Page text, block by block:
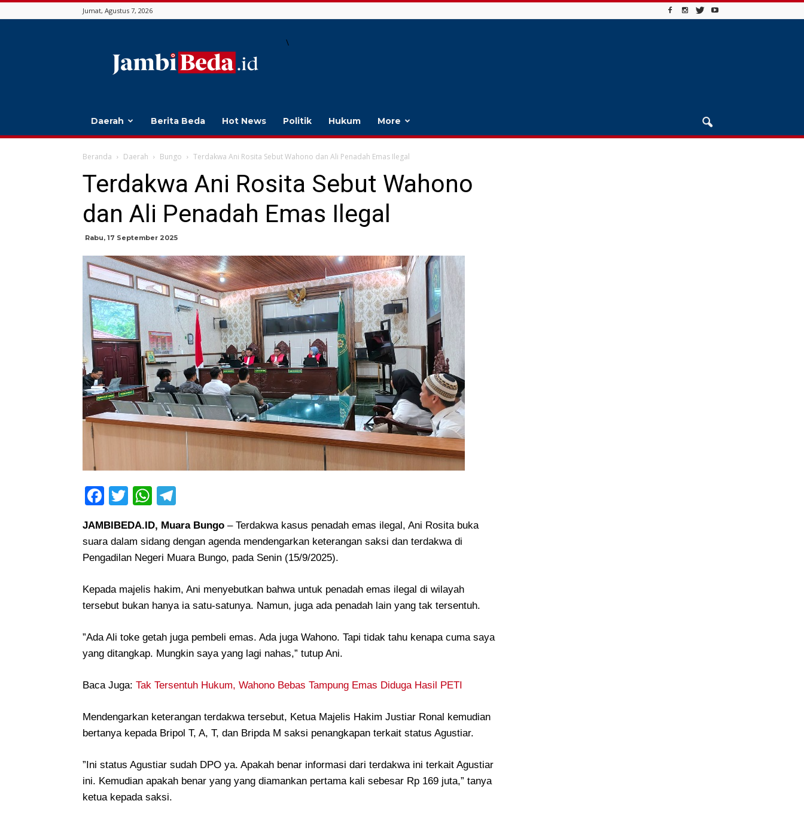
Jumat, Agustus 7, 2026
Beda
\
Daerah Berita Beda Hot News Politik Hukum More
Beranda Daerah Bungo Terdakwa Ani Rosita Sebut Wahono dan Ali Penadah Emas Ilegal
Terdakwa Ani Rosita Sebut Wahono
dan Ali Penadah Emas Ilegal
Rabu, 17 September 2025
Facebook
TwitterWhatsApp
JAMBIBEDA.ID, Muara Bungo – Terdakwa kasus penadah emas ilegal, Ani Rosita buka
suara dalam sidang dengan agenda mendengarkan keterangan saksi dan terdakwa di
Pengadilan Negeri Muara Bungo, pada Senin (15/9/2025).
‎Kepada majelis hakim, Ani menyebutkan bahwa untuk penadah emas ilegal di wilayah
tersebut bukan hanya ia satu-satunya. Namun, juga ada penadah lain yang tak tersentuh.
‎”Ada Ali toke getah juga pembeli emas. Ada juga Wahono. Tapi tidak tahu kenapa cuma saya
yang ditangkap. Mungkin saya yang lagi nahas,” tutup Ani.
Baca Juga: Tak Tersentuh Hukum, Wahono Bebas Tampung Emas Diduga Hasil PETI
‎Mendengarkan keterangan terdakwa tersebut, Ketua Majelis Hakim Justiar Ronal kemudian
bertanya kepada Bripol T, A, T, dan Bripda M saksi penangkapan terkait status Agustiar.
‎”Ini status Agustiar sudah DPO ya. Apakah benar informasi dari terdakwa ini terkait Agustiar
ini. Kemudian apakah benar yang yang diamankan pertama kali sebesar Rp 169 juta,” tanya
ketua kepada saksi.